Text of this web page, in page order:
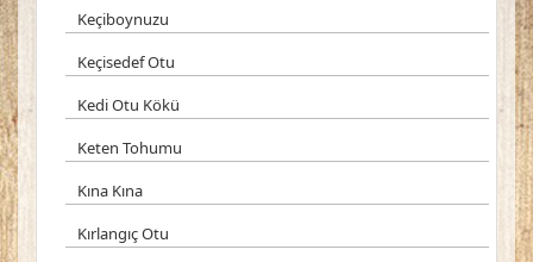
Keçiboynuzu
Keçisedef Otu
Kedi Otu Kökü
Keten Tohumu
Kına Kına
Kırlangıç Otu